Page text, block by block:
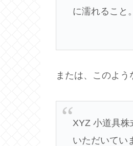
に濡れること。
または、このよう
XYZ 小道具
いただいてい